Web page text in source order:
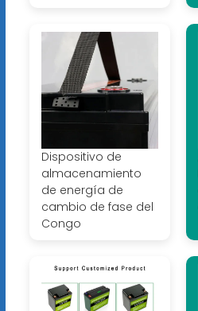
Dispositivo de
almacenamiento
de energía de
cambio de fase del
Congo